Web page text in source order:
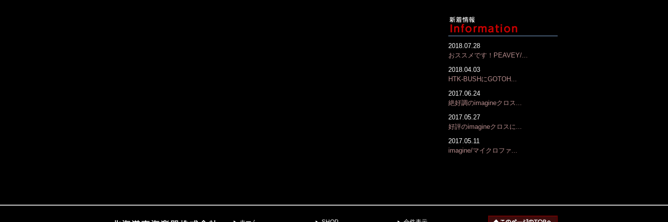
2018.07.28
おススメです！PEAVEY/...
2018.04.03
HTK-BUSHにGOTOH...
2017.06.24
絶好調のimagineクロス...
2017.05.27
好評のimagineクロスに...
2017.05.11
imagine/マイクロファ...